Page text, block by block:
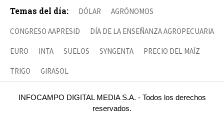
Temas del día: DÓLAR AGRÓNOMOS
CONGRESO AAPRESID DÍA DE LA ENSEÑANZA AGROPECUARIA
EURO INTA SUELOS SYNGENTA PRECIO DEL MAÍZ
TRIGO GIRASOL
INFOCAMPO DIGITAL MEDIA S.A. - Todos los derechos
reservados.